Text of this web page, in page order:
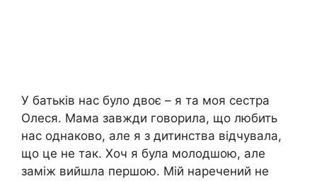
У батьків нас було двоє – я та моя сестра
Олеся. Мама завжди говорила, що любить
нас однаково, але я з дитинства відчувала,
що це не так. Хоч я була молодшою, але
заміж вийшла першою. Мій наречений не